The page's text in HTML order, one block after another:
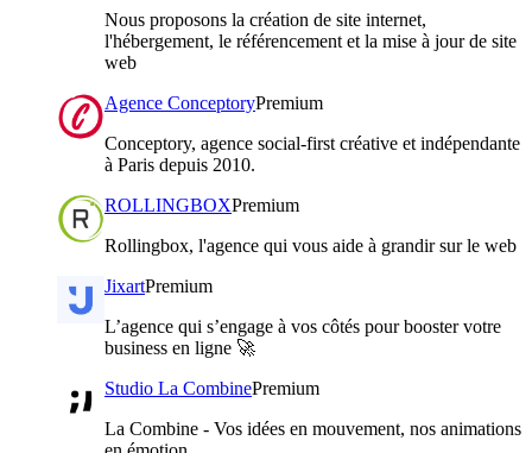
Nous proposons la création de site internet,
l'hébergement, le référencement et la mise à jour de site
web
Agence ConceptoryPremium
Conceptory, agence social-first créative et indépendante
à Paris depuis 2010.
ROLLINGBOXPremium
Rollingbox, l'agence qui vous aide à grandir sur le web
JixartPremium
L’agence qui s’engage à vos côtés pour booster votre
business en ligne 🚀
Studio La CombinePremium
La Combine - Vos idées en mouvement, nos animations